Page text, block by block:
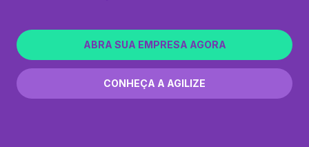
ABRA SUA EMPRESA AGORA
CONHEÇA A AGILIZE